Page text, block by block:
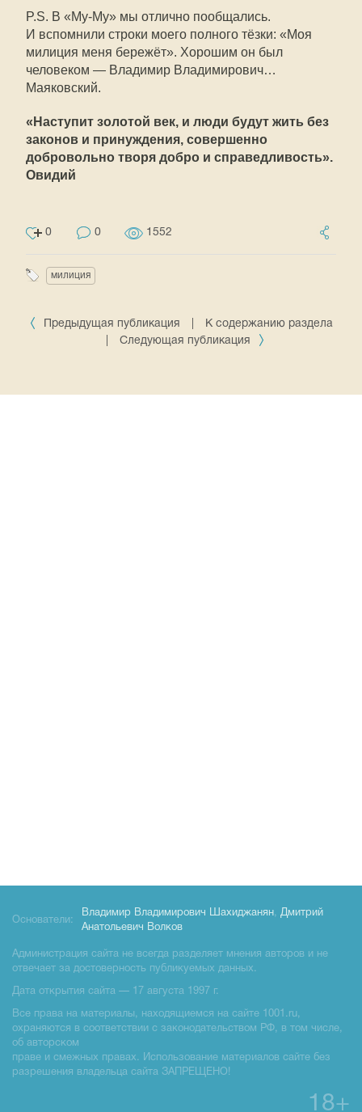
P.S. В «Му-Му» мы отлично пообщались.
И вспомнили строки моего полного тёзки: «Моя
милиция меня бережёт». Хорошим он был
человеком — Владимир Владимирович…
Маяковский.
«Наступит золотой век, и люди будут жить без
законов и принуждения, совершенно
добровольно творя добро и справедливость».
Овидий
0 0 1552
милиция
Предыдущая публикация
К содержанию раздела
Следующая публикация
Основатели:
Владимир Владимирович Шахиджанян, Дмитрий
Анатольевич Волков
Администрация сайта не всегда разделяет мнения авторов и не
отвечает за достоверность публикуемых данных.
Дата открытия сайта — 17 августа 1997 г.
Все права на материалы, находящиемся на сайте 1001.ru,
охраняются в соответствии с законодательством РФ, в том числе,
об авторском
праве и смежных правах. Использование материалов сайте без
разрешения владельца сайта ЗАПРЕЩЕНО!
18+